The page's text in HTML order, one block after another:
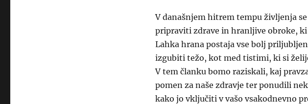
V današnjem hitrem tempu življenja
pripraviti zdrave in hranljive obroke, ki
Lahka hrana postaja vse bolj
izgubiti težo, kot med tistimi, ki si
V tem članku bomo raziskali, kaj
pomen za naše zdravje ter ponudili
kako jo vključiti v vašo vsakodnevno